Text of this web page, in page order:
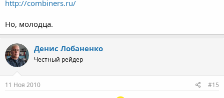
http://combiners.ru/
Но, молодца.
Денис Лобаненко
Честный рейдер
11 Ноя 2010 #15